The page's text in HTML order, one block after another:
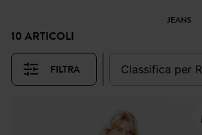
JEANS
10 ARTICOLI
FILTRA classifica per